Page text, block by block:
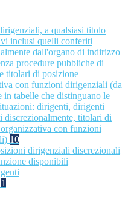
a qualsiasi titolo
inclusi quelli conferiti
dall'organo di indirizzo
procedure pubbliche di
titolari di posizione
con funzioni dirigenziali (da
in tabelle che distinguano le
dirigenti, dirigenti
discrezionalmente, titolari di
con funzioni
10
dirigenziali discrezionali
disponibili
1